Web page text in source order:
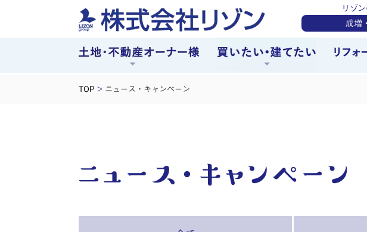
リゾ
成増
TOP >ニュース・キャンペーン